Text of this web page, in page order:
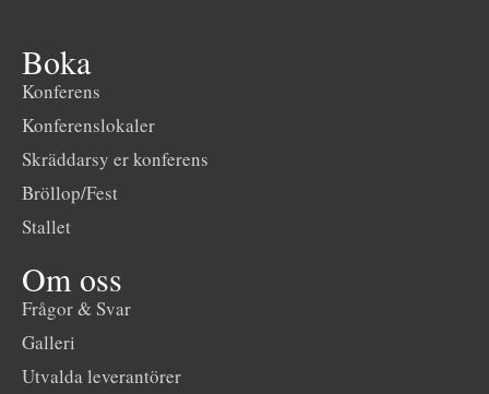
Boka
Konferens
Konferenslokaler
Skräddarsy er konferens
Bröllop/Fest
Stallet
Om oss
Frågor & Svar
Galleri
Utvalda leverantörer